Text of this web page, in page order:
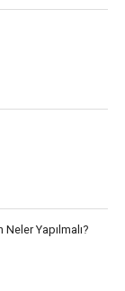
Neler Yapılmalı?